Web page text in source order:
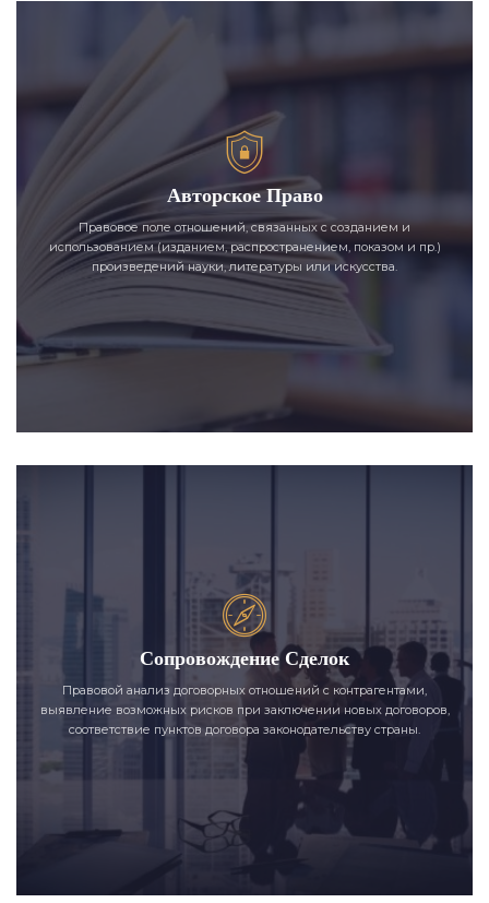
Авторское Право
Правовое поле отношений, связанных с созданием и
использованием (изданием, распространением, показом и пр.)
произведений науки, литературы или искусства.
Сопровождение Сделок
Правовой анализ договорных отношений с контрагентами,
выявление возможных рисков при заключении новых договоров,
соответствие пунктов договора законодательству страны.